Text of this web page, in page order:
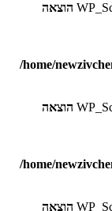
הוצאה
/home/
הוצאה
/home/
הוצאה